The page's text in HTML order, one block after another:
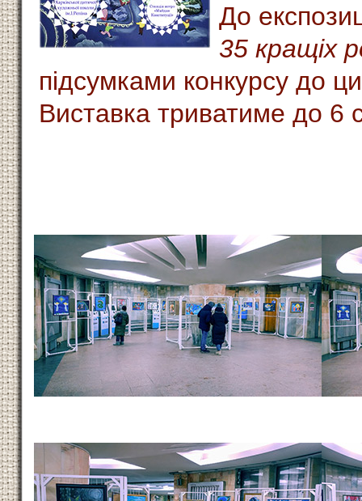
До
35 кращіх
підсумками конкурсу до
Виставка триватиме до 6